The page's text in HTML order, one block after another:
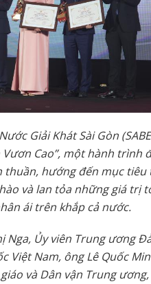
Giải Khát Sài Gòn
Vươn Cao”, một hành trình
hướng đến mục tiêu
và lan tỏa những giá trị
ái trên khắp cả nước.
Nga, Ủy viên Trung ương
Việt Nam, ông Lê Quốc
và Dân vận Trung